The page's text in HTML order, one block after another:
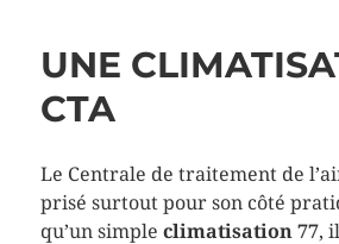
UNE
CTA
Le Centrale de traitement de
prisé surtout pour son côté
qu’un simple climatisation 77,